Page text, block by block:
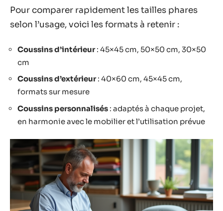
Pour comparer rapidement les tailles phares
selon l’usage, voici les formats à retenir :
Coussins d’intérieur: 45×45 cm, 50×50 cm, 30×50
cm
Coussins d’extérieur: 40×60 cm, 45×45 cm,
formats sur mesure
Coussins personnalisés : adaptés à chaque projet,
en harmonie avec le mobilier et l’utilisation prévue